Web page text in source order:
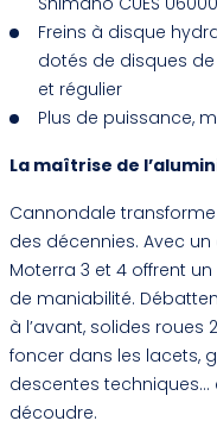
Freins à disque
dotés de disques
et régulier
Plus de puissance,
La maîtrise de
Cannondale
des décennies. Avec
Moterra 3 et 4 offrent
de maniabilité.
à l’avant, solides roues
foncer dans les lacets,
descentes
découdre.